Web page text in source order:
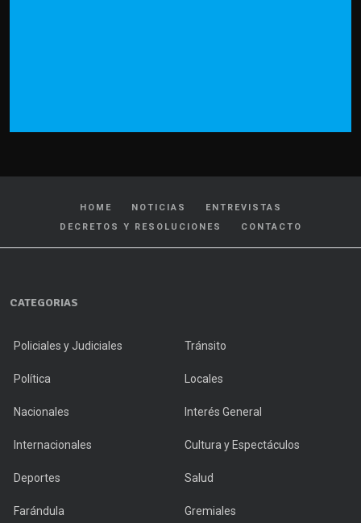
HOME NOTICIAS
ENTREVISTAS
DECRETOS Y RESOLUCIONES
CONTACTO
CATEGORIAS
Policiales y Judiciales Tránsito
Política Locales
Nacionales Interés General
Internacionales Cultura y Espectáculos
Deportes Salud
Farándula Gremiales